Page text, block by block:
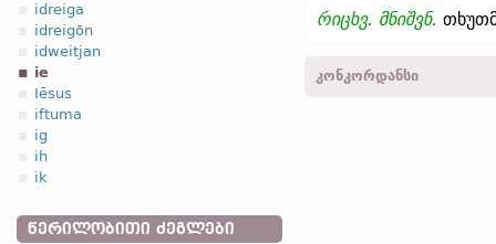
idreiga
idreigōn
idweitjan
ie
Iēsus
iftuma
ig
ih
ik
ᲬᲔᲠᲘᲚᲝᲑᲘᲗᲘ ᲫᲔᲒᲚᲔᲑᲘ
რიცხვ. მნიშვნ.
კონკორდანსი